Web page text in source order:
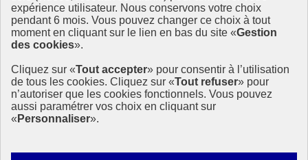
expérience utilisateur. Nous conservons votre choix
pendant 6 mois. Vous pouvez changer ce choix à tout
moment en cliquant sur le lien en bas du site «Gestion
des cookies».
Cliquez sur «Tout accepter» pour consentir à l’utilisation
de tous les cookies. Cliquez sur «Tout refuser» pour
n’autoriser que les cookies fonctionnels. Vous pouvez
aussi paramétrer vos choix en cliquant sur
« Personnaliser».
Ce site propose l’information de référence concernant l’Agenda
2030 et la feuille de route de la France. Il valorise la mobilisation de
tous les acteurs.
info.gouv.fr- ouvre une nouvelle fenêtre
service-public.fr - ouvre une nouvelle fenêtre
legifrance.gouv.fr- ouvre une nouvelle fenêtre
data.gouv.fr- ouvre une nouvelle fenêtre
Plan du site
Mentions légales